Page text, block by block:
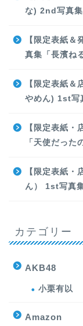
な) 2nd写真
【限定表紙
真集「長濱ね
【限定表紙
やめん) 1st写
【限定表紙
「天使だった
【限定表紙・
ん） 1st写真
カテゴリー
AKB48
小栗有以
Amazon